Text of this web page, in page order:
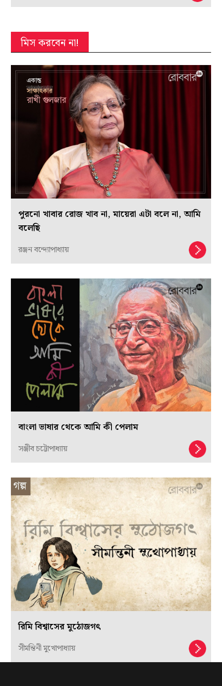
মিস করবেন না!
পুরনো খাবার রোজ খাব না, মায়েরা এটা বলে না, আমি
বলেছি
রঞ্জন বন্দ্যোপাধ্যায়
বাংলা ভাষার থেকে আমি কী পেলাম
সঞ্জীব চট্টোপাধ্যায়
রিমি বিশ্বাসের মুঠোজগৎ
সীমন্তিনী মুখোপাধ্যায়